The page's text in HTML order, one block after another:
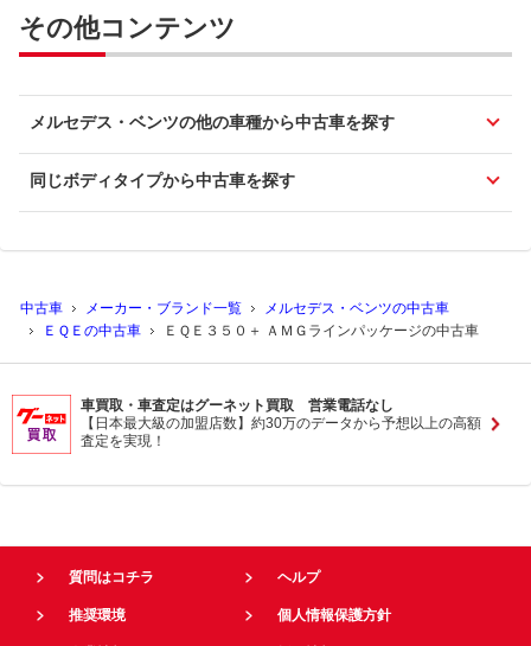
その他コンテンツ
メルセデス・ベンツの他の車種から中古車を探す
同じボディタイプから中古車を探す
中古車 メーカー・ブランド一覧
メルセデス・ベンツの中古車
ＥＱＥの中古車
ＥＱＥ３５０＋ ＡＭＧラインパッケージの中古車
車買取・車査定はグーネット買取 営業電話なし
【日本最大級の加盟店数】約30万のデータから予想以上の高額
査定を実現！
質問はコチラ ヘルプ
推奨環境 個人情報保護方針